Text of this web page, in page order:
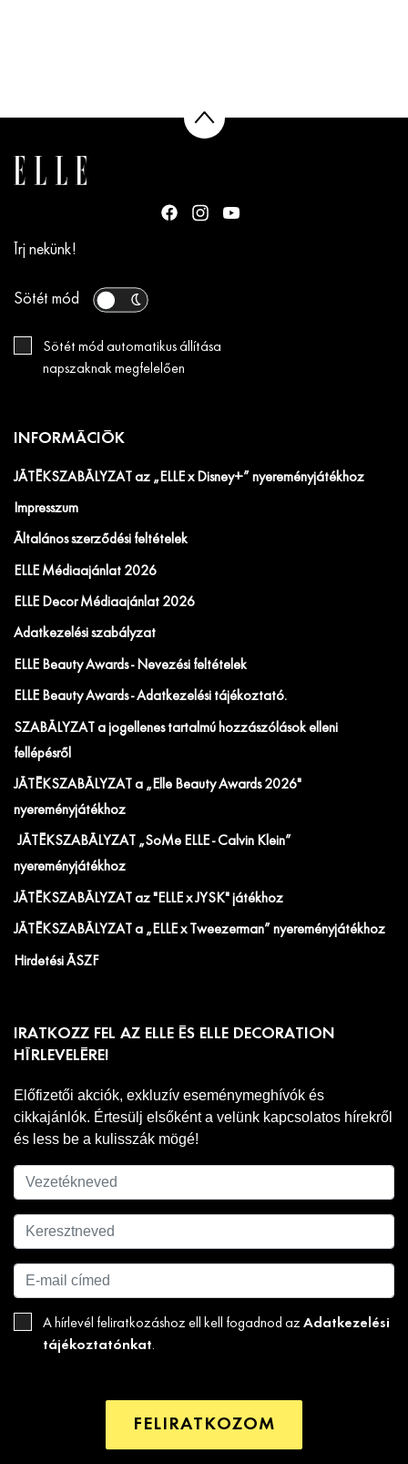
Írj nekünk!
Sötét mód
Sötét mód automatikus állítása
napszaknak megfelelően
INFORMÁCIÓK
JÁTÉKSZABÁLYZAT az „ELLE x Disney+” nyereményjátékhoz
Impresszum
Általános szerződési feltételek
ELLE Médiaajánlat 2026
ELLE Decor Médiaajánlat 2026
Adatkezelési szabályzat
ELLE Beauty Awards - Nevezési feltételek
ELLE Beauty Awards - Adatkezelési tájékoztató.
SZABÁLYZAT a jogellenes tartalmú hozzászólások elleni
fellépésről
JÁTÉKSZABÁLYZAT a „Elle Beauty Awards 2026"
nyereményjátékhoz
JÁTÉKSZABÁLYZAT „SoMe ELLE - Calvin Klein”
nyereményjátékhoz
JÁTÉKSZABÁLYZAT az "ELLE x JYSK" játékhoz
JÁTÉKSZABÁLYZAT a „ELLE x Tweezerman” nyereményjátékhoz
Hirdetési ÁSZF
IRATKOZZ FEL AZ ELLE ÉS ELLE DECORATION
HÍRLEVELÉRE!
Előfizetői akciók, exkluzív eseménymeghívók és
cikkajánlók. Értesülj elsőként a velünk kapcsolatos hírekről
és less be a kulisszák mögé!
A hírlevél feliratkozáshoz ell kell fogadnod az Adatkezelési
tájékoztatónkat.
FELIRATKOZOM